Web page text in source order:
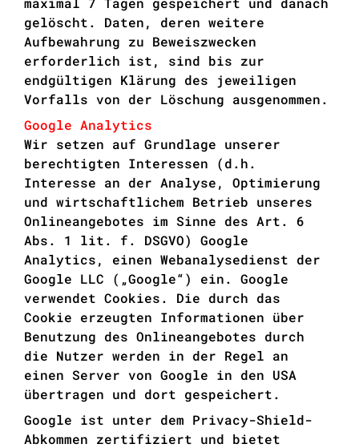
gelöscht. Daten, deren weitere
Aufbewahrung zu Beweiszwecken
erforderlich ist, sind bis zur
endgültigen Klärung des jeweiligen
Vorfalls von der Löschung ausgenommen.
Google Analytics
Wir setzen auf Grundlage unserer
berechtigten Interessen (d.h.
Interesse an der Analyse, Optimierung
und wirtschaftlichem Betrieb unseres
Onlineangebotes im Sinne des Art. 6
Abs. 1 lit. f. DSGVO) Google
Analytics, einen Webanalysedienst der
Google LLC („Google“) ein. Google
verwendet Cookies. Die durch das
Cookie erzeugten Informationen über
Benutzung des Onlineangebotes durch
die Nutzer werden in der Regel an
einen Server von Google in den USA
übertragen und dort gespeichert.
Google ist unter dem Privacy-Shield-
Abkommen zertifiziert und bietet